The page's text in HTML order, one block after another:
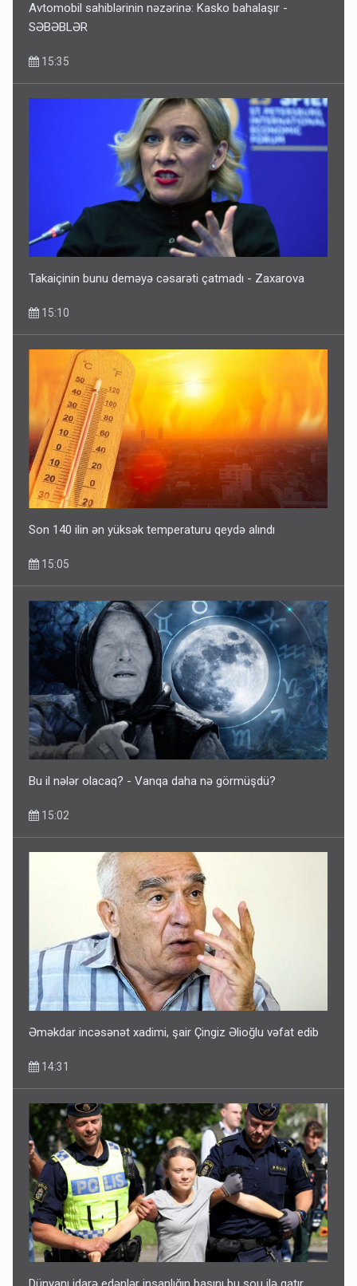
Avtomobil sahiblərinin nəzərinə: Kasko bahalaşır -
SƏBƏBLƏR
15:35
Takaiçinin bunu deməyə cəsarəti çatmadı - Zaxarova
15:10
Son 140 ilin ən yüksək temperaturu qeydə alındı
15:05
Bu il nələr olacaq? - Vanqa daha nə görmüşdü?
15:02
Əməkdar incəsənət xadimi, şair Çingiz Əlioğlu vəfat edib
14:31